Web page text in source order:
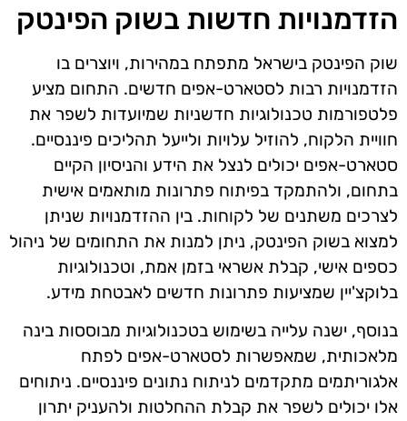
הזדמנויות חדשות בשוק הפינטק
שוק הפינטק בישראל מתפתח במהירות, ויוצרים בו
הזדמנויות רבות לסטארט-אפים חדשים. התחום מציע
פלטפורמות טכנולוגיות חדשניות שמיועדות לשפר את
חוויית הלקוח, להוזיל עלויות ולייעל תהליכים פיננסיים.
סטארט-אפים יכולים לנצל את הידע והניסיון הקיים
בתחום, ולהתמקד בפיתוח פתרונות מותאמים אישית
לצרכים משתנים של לקוחות. בין ההזדמנויות שניתן
למצוא בשוק הפינטק, ניתן למנות את התחומים של ניהול
כספים אישי, קבלת אשראי בזמן אמת, וטכנולוגיות
בלוקצ'יין שמציעות פתרונות חדשים לאבטחת מידע.
בנוסף, ישנה עלייה בשימוש בטכנולוגיות מבוססות בינה
מלאכותית, שמאפשרות לסטארט-אפים לפתח
אלגוריתמים מתקדמים לניתוח נתונים פיננסיים. ניתוחים
אלו יכולים לשפר את קבלת ההחלטות ולהעניק יתרון